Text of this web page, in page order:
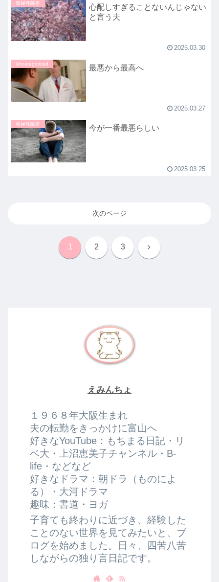
双極性障害
心配しすぎることないんじゃない
と言う夫
2025.03.30
Uncategorized 最悪から最高へ
2025.03.27
双極性障害 今が一番最悪らしい
2025.03.25
次のページ
1 2 3 次
えみんちょ
１９６８年大阪生まれ
夫の転勤をきっかけに富山へ
好きなYouTube：もちまる日記・リ
ベ大・上沼恵美子チャンネル・B-
life・などなど
好きなドラマ：朝ドラ（ものによ
る）・大河ドラマ
趣味：書道・ヨガ
子育ても終わりに近づき、経験した
ことのない世界を見てみたいと、ブ
ログを始めました。日々、四苦八苦
しながらの独り言日記です。